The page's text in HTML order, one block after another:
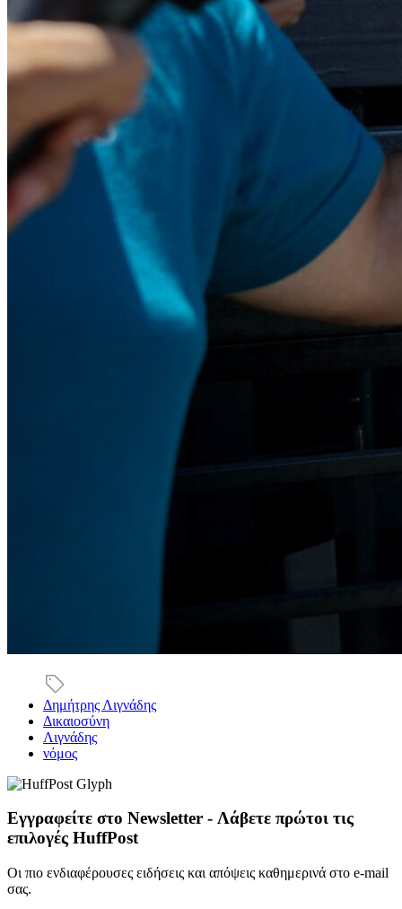
Δημήτρης Λιγνάδης
Δικαιοσύνη
Λιγνάδης
νόμος
Εγγραφείτε στο Newsletter - Λάβετε πρώτοι τις
επιλογές HuffPost
Οι πιο ενδιαφέρουσες ειδήσεις και απόψεις καθημερινά στο e-mail
σας.